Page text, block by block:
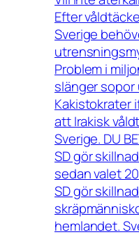
Efter
Sverige
Problem i
slänger
Kakistokrater
att Irakisk
Sverige. DU
SD gör
sedan valet
SD gör
hemlandet.